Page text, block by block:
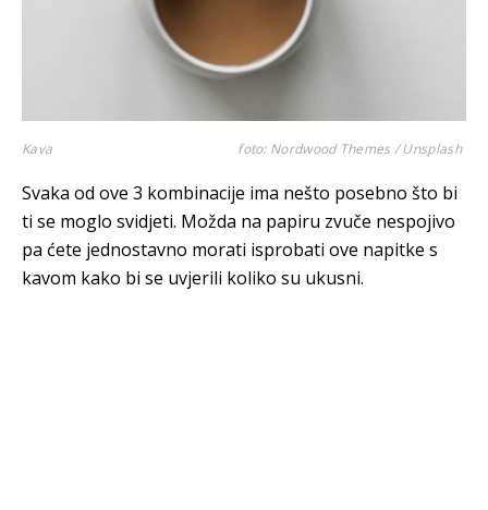
Kava foto: Nordwood Themes / Unsplash
Svaka od ove 3 kombinacije ima nešto posebno što bi
ti se moglo svidjeti. Možda na papiru zvuče nespojivo
pa ćete jednostavno morati isprobati ove napitke s
kavom kako bi se uvjerili koliko su ukusni.